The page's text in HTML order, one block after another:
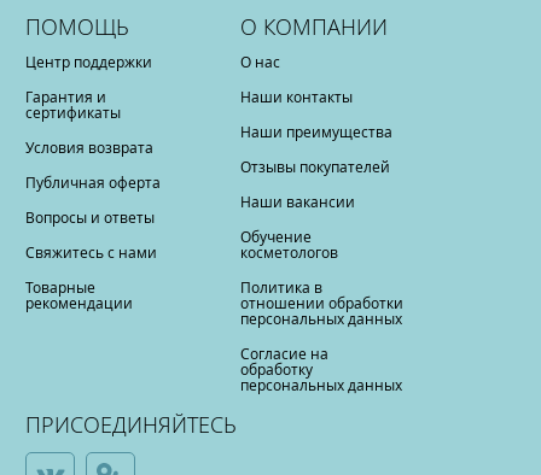
ПОМОЩЬ
Центр поддержки
Гарантия и
сертификаты
Условия возврата
Публичная оферта
Вопросы и ответы
Свяжитесь с нами
Товарные
рекомендации
О КОМПАНИИ
О нас
Наши контакты
Наши преимущества
Отзывы покупателей
Наши вакансии
Обучение
косметологов
Политика в
отношении обработки
персональных данных
Согласие на
обработку
персональных данных
ПРИСОЕДИНЯЙТЕСЬ